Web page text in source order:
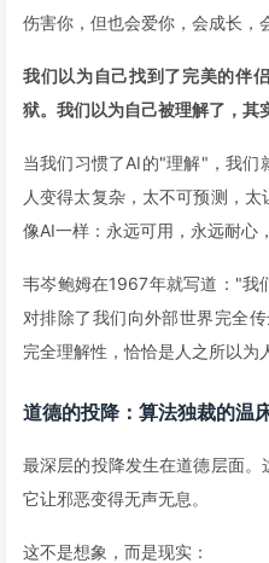
伤害你，但也会爱你，会成长，
我们以为自己找到了完美的伴
狱。我们以为自己被理解了，其
当我们习惯了AI的"理解"，我们
人变得太复杂，太不可预测，
像AI一样：永远可用，永远耐心
韦岑鲍姆在1967年就写道："我
对排除了我们向外部世界完全
完全理解性，恰恰是人之所以为
道德的投降：算法独裁的温
最深层的投降发生在道德层面
它让邪恶变得无声无息。
这不是想象，而是现实：